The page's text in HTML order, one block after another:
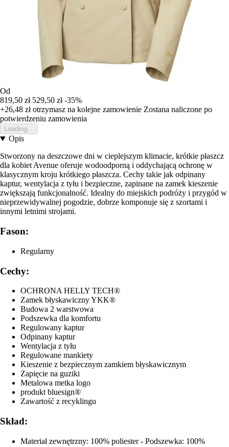
Od
819,50 zł 529,50 zł -35%
+26,48 złotrzymasz na kolejne zamowienie Zostana naliczone po
potwierdzeniu zamowienia
Loading...
Opis
Stworzony na deszczowe dni w cieplejszym klimacie, krótkie płaszcz
dla kobiet Avenue oferuje wodoodporną i oddychającą ochronę w
klasycznym kroju krótkiego płaszcza. Cechy takie jak odpinany
kaptur, wentylacja z tyłu i bezpieczne, zapinane na zamek kieszenie
zwiększają funkcjonalność. Idealny do miejskich podróży i przygód w
nieprzewidywalnej pogodzie, dobrze komponuje się z szortami i
innymi letnimi strojami.
Fason:
Regularny
Cechy:
OCHRONA HELLY TECH®
Zamek błyskawiczny YKK®
Budowa 2 warstwowa
Podszewka dla komfortu
Regulowany kaptur
Odpinany kaptur
Wentylacja z tyłu
Regulowane mankiety
Kieszenie z bezpiecznym zamkiem błyskawicznym
Zapięcie na guziki
Metalowa metka logo
produkt bluesign®
Zawartość z recyklingu
Skład:
Materiał zewnętrzny: 100% poliester - Podszewka: 100%